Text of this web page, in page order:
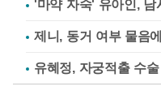
'마약 자숙' 유아인, 남
제니, 동거 여부 물음
유혜정, 자궁적출 수